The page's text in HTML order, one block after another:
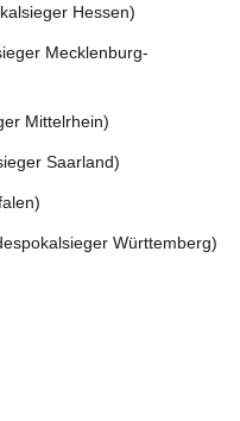
Hessen)
Mecklenburg-
Mittelrhein)
Saarland)
Württemberg)